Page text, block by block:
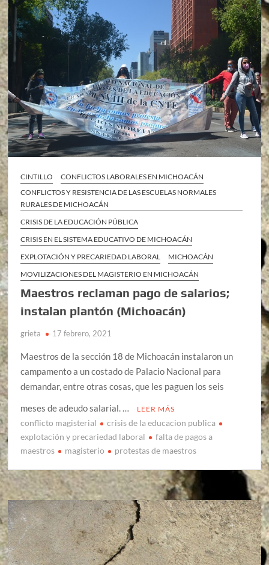
CINTILLO
CONFLICTOS LABORALES EN MICHOACÁN
CONFLICTOS Y RESISTENCIA DE LAS ESCUELAS NORMALES
RURALES DE MICHOACÁN
CRISIS DE LA EDUCACIÓN PÚBLICA
CRISIS EN EL SISTEMA EDUCATIVO DE MICHOACÁN
EXPLOTACIÓN Y PRECARIEDAD LABORAL
MICHOACÁN
MOVILIZACIONES DEL MAGISTERIO EN MICHOACÁN
Maestros reclaman pago de salarios;
instalan plantón (Michoacán)
grieta 17 febrero, 2021
Maestros de la sección 18 de Michoacán instalaron un
campamento a un costado de Palacio Nacional para
demandar, entre otras cosas, que les paguen los seis
meses de adeudo salarial. …
LEER MÁS
conflicto magisterial
crisis de la educacion publica
explotación y precariedad laboral
falta de pagos a
maestros
magisterio protestas de maestros